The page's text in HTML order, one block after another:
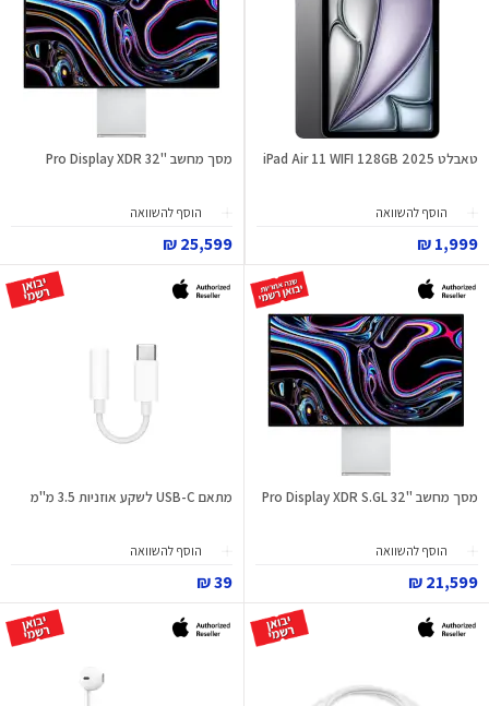
טאבלט iPad Air 11 WIFI 128GB 2025
הוסף להשוואה
1,999 ₪
מסך מחשב "32 Pro Display XDR
הוסף להשוואה
25,599 ₪
מסך מחשב "32 Pro Display XDR S.GL
הוסף להשוואה
21,599 ₪
מתאם USB-C לשקע אוזניות 3.5 מ"מ
הוסף להשוואה
39 ₪